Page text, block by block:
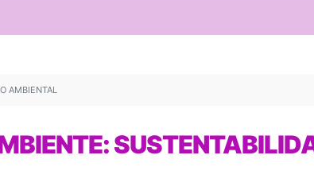
AMBIENTAL